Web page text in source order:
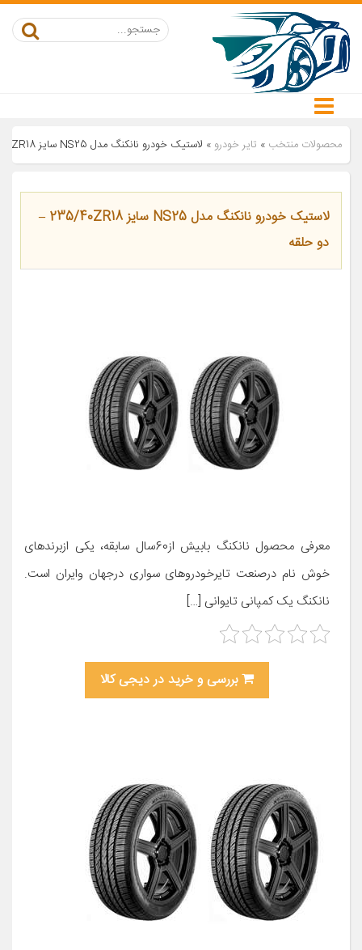
محصولات منتخب » تایر خودرو » لاستیک خودرو نانکنگ مدل NS25 سایز 235/40ZR18 – دو حلقه
لاستیک خودرو نانکنگ مدل NS25 سایز 235/40ZR18 –
دو حلقه
معرفی محصول نانکنگ بابیش از60سال سابقه، یکی ازبرندهای
خوش نام درصنعت تایرخودروهای سواری درجهان وایران است.
نانکنگ یک کمپانی تایوانی […]
بررسی و خرید در دیجی کالا